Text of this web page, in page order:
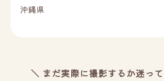
沖縄県
＼ まだ実際に撮影するか迷っ